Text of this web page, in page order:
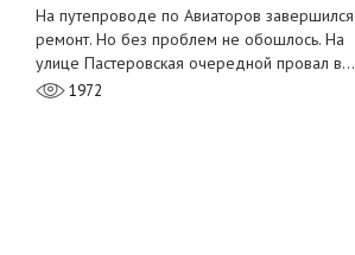
На путепроводе по Авиаторов завершился
ремонт. Но без проблем не обошлось. На
улице Пастеровская очередной провал в…
1972